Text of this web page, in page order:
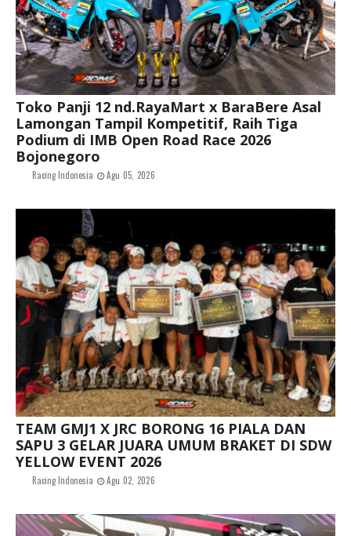
Toko Panji 12 nd.RayaMart x BaraBere Asal
Lamongan Tampil Kompetitif, Raih Tiga
Podium di IMB Open Road Race 2026
Bojonegoro
Racing Indonesia Agu 05, 2026
TEAM GMJ1 X JRC BORONG 16 PIALA DAN
SAPU 3 GELAR JUARA UMUM BRAKET DI SDW
YELLOW EVENT 2026
Racing Indonesia Agu 02, 2026